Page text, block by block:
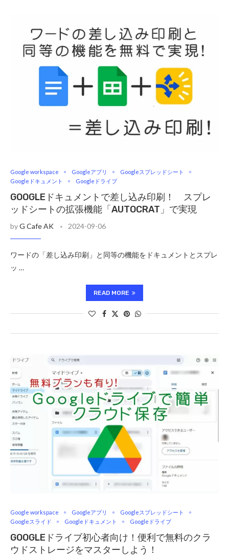
Google workspace Googleアプリ
Googleスプレッドシート
Googleドキュメント
Googleドライブ
GOOGLEドキュメントで差し込み印刷！ スプレ
ッドシートの拡張機能「AUTOCRAT」で実現
byG Cafe AK 2024-09-06
ワードの「差し込み印刷」と同等の機能をドキュメントとスプレ
ッ …
READ MORE
Google workspace Googleアプリ
Googleスプレッドシート
Googleスライド
Googleドキュメント Googleドライブ
GOOGLEドライブ初心者向け！便利で無料のクラ
ウドストレージをマスターしよう！